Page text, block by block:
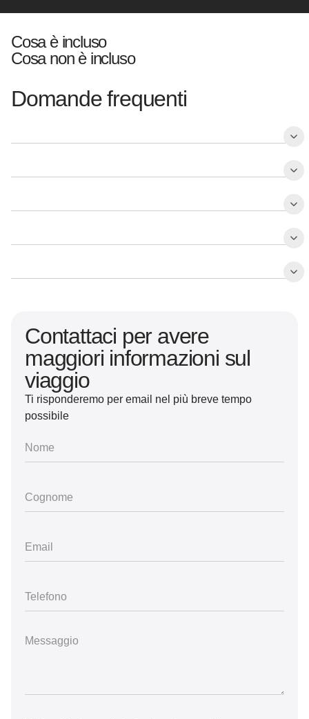
Cosa è incluso
Cosa non è incluso
Domande frequenti
Contattaci per avere
maggiori informazioni sul
viaggio
Ti risponderemo per email nel più breve tempo
possibile